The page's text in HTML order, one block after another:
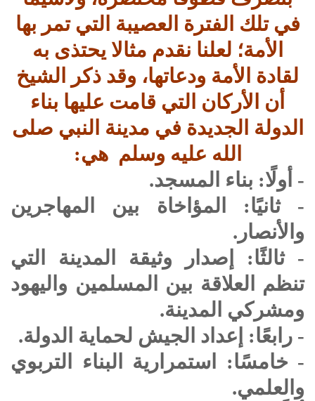
في تلك الفترة العصيبة التي تمر بها
الأمة؛ لعلنا نقدم مثالا يحتذى به
لقادة الأمة ودعاتها، وقد ذكر الشيخ
أن الأركان التي قامت عليها بناء
الدولة الجديدة في مدينة النبي صلى
الله عليه وسلم هي:
- أولًا: بناء المسجد.
- ثانيًا: المؤاخاة بين المهاجرين
والأنصار.
- ثالثًا: إصدار وثيقة المدينة التي
تنظم العلاقة بين المسلمين واليهود
ومشركي المدينة.
- رابعًا: إعداد الجيش لحماية الدولة.
- خامسًا: استمرارية البناء التربوي
والعلمي.